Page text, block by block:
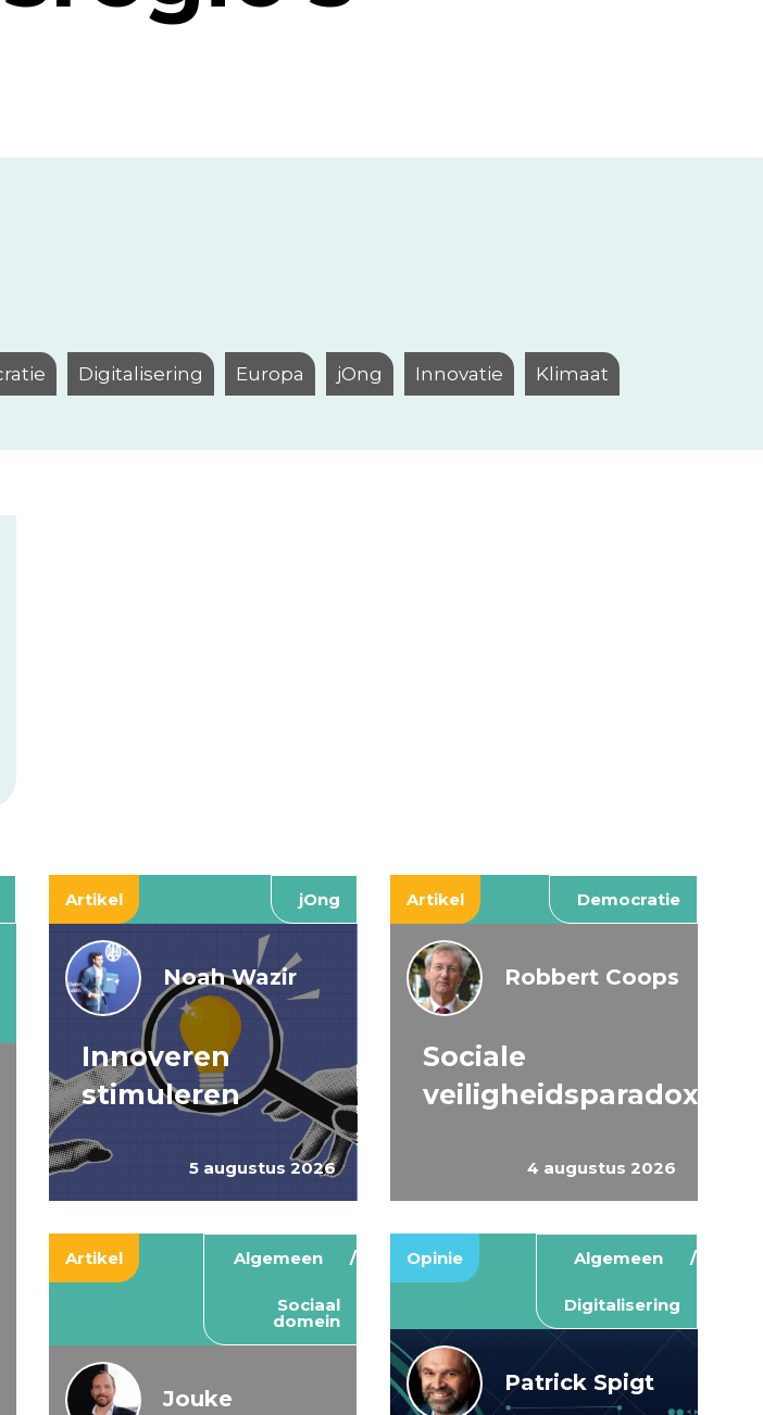
Digitalisering Europa jOng Innovatie Klimaat
Artikel jOng
5 augustus 2026
Noah Wazir
Innoveren
stimuleren
Artikel Democratie
4 augustus 2026
Robbert Coops
Sociale
veiligheidsparadox
Artikel Algemeen
Sociaal
domein
Jouke
Opinie Algemeen
Digitalisering
Patrick Spigt